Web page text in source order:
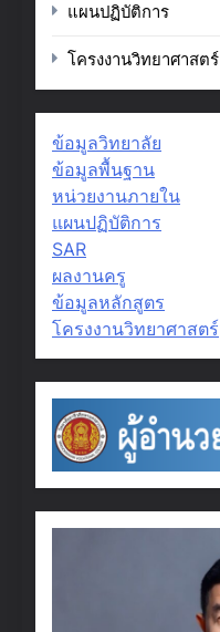
แผนปฏิบัติการ
โครงงานวิทยาศาสตร์
ข้อมูลวิทยาลัย
ข้อมูลพื้นฐาน
หน่วยงานภายใน
แผนปฏิบัติการ
SAR
ผลงานครู
ข้อมูลหลักสูตร
โครงงานวิทยาศาสตร์